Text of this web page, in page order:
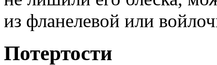
из фланелевой или
Потертости